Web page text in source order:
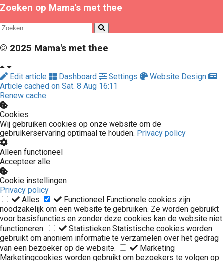
Zoeken op Mama's met thee
© 2025 Mama's met thee
Edit article Dashboard Settings
Website Design
Article cached on Sat. 8 Aug 16:11
Renew cache
Cookies
Wij gebruiken cookies op onze website om de
gebruikerservaring optimaal te houden. Privacy policy
Alleen functioneel
Accepteer alle
Cookie instellingen
Privacy policy
Alles
Functioneel Functionele cookies zijn
noodzakelijk om een website te gebruiken. Ze worden gebruikt
voor basisfuncties en zonder deze cookies kan de website niet
functioneren.
Statistieken Statistische cookies worden
gebruikt om anoniem informatie te verzamelen over het gedrag
van een bezoeker op de website.
Marketing
Marketingcookies worden gebruikt om bezoekers te volgen op